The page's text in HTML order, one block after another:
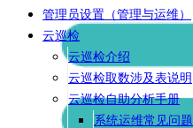
管理员设置（管理与运维）
云巡检
云巡检介绍
云巡检取数涉及表说明
云巡检自助分析手册
系统运维常见问题